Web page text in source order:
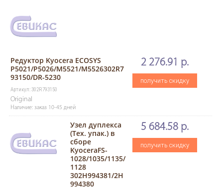
Редуктор Kyocera ECOSYS
P5021/P5026/M5521/M5526302R7
93150/DR-5230
Артикул: 302R793150
Original
Наличие: заказ 10-45 дней
2 276.91 р.
получить скидку
Узел дуплекса
(Тех. упак.) в
сборе
KyoceraFS-
1028/1035/1135/
1128
302H994381/2H
994380
5 684.58 р.
получить скидку